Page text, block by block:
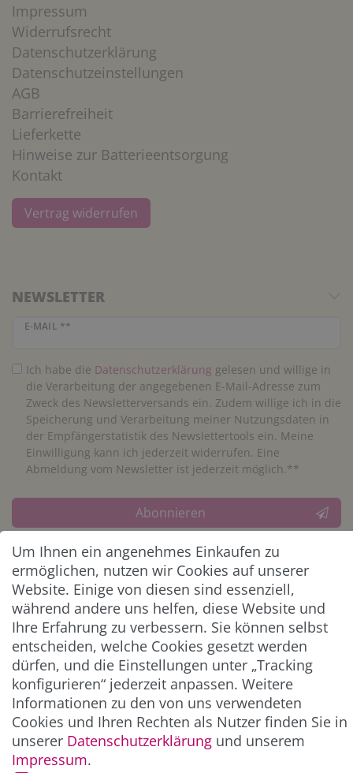
Impressum
Widerrufsrecht
Datenschutzerklärung
Datenschutzeinstellungen
AGB
Barrierefreiheit
Lieferkette
Hinweise zur Batterieentsorgung
Kontakt
Vertrag widerrufen
NEWSLETTER
E-MAIL **
Newsletter Honig
Ich habe die Daten­schutz­erklärung gelesen und willige in
die Verarbeitung der angegebenen E-Mail-Adresse zum
Zweck des Newsletterversands ein. Zudem willige ich in die
Speicherung und Verarbeitung meiner Nutzungsdaten in
der Empfängerstatistik des Newslettertools ein. Meine
Einwilligung kann ich jederzeit widerrufen. Eine
Abmeldung vom Newsletter ist jederzeit möglich.**
Abonnieren
ZAHLUNG & VERSAND
*Alle Preise inkl. der gesetzl. MwSt. zzgl.
Um Ihnen ein angenehmes Einkaufen zu
ermöglichen, nutzen wir Cookies auf unserer
Website. Einige von diesen sind essenziell,
während andere uns helfen, diese Website und
Ihre Erfahrung zu verbessern. Sie können selbst
entscheiden, welche Cookies gesetzt werden
dürfen, und die Einstellungen unter „Tracking
konfigurieren“ jederzeit anpassen. Weitere
Informationen zu den von uns verwendeten
Cookies und Ihren Rechten als Nutzer finden Sie in
unserer Daten­schutz­erklärung und unserem
Impressum.